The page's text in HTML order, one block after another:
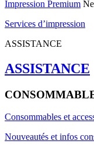
Impression Premium
Services d’impression
ASSISTANCE
ASSISTANCE
Consommables et
Nouveautés et infos